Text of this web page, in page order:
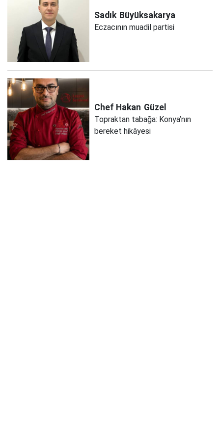
Sadık Büyüksakarya
Eczacının muadil partisi
Chef Hakan Güzel
Topraktan tabağa: Konya’nın
bereket hikâyesi